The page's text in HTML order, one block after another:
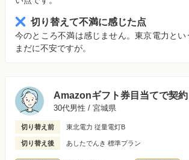
切り替えて不満に感じた点
今のところ不満は感じません。東京電力と
まだに不安ですが。
Amazonギフト券目当てで契
30代男性 / 宮城県
切り替え前 東北電力 従量電灯B
切り替え後 あしたでんき 標準プラン